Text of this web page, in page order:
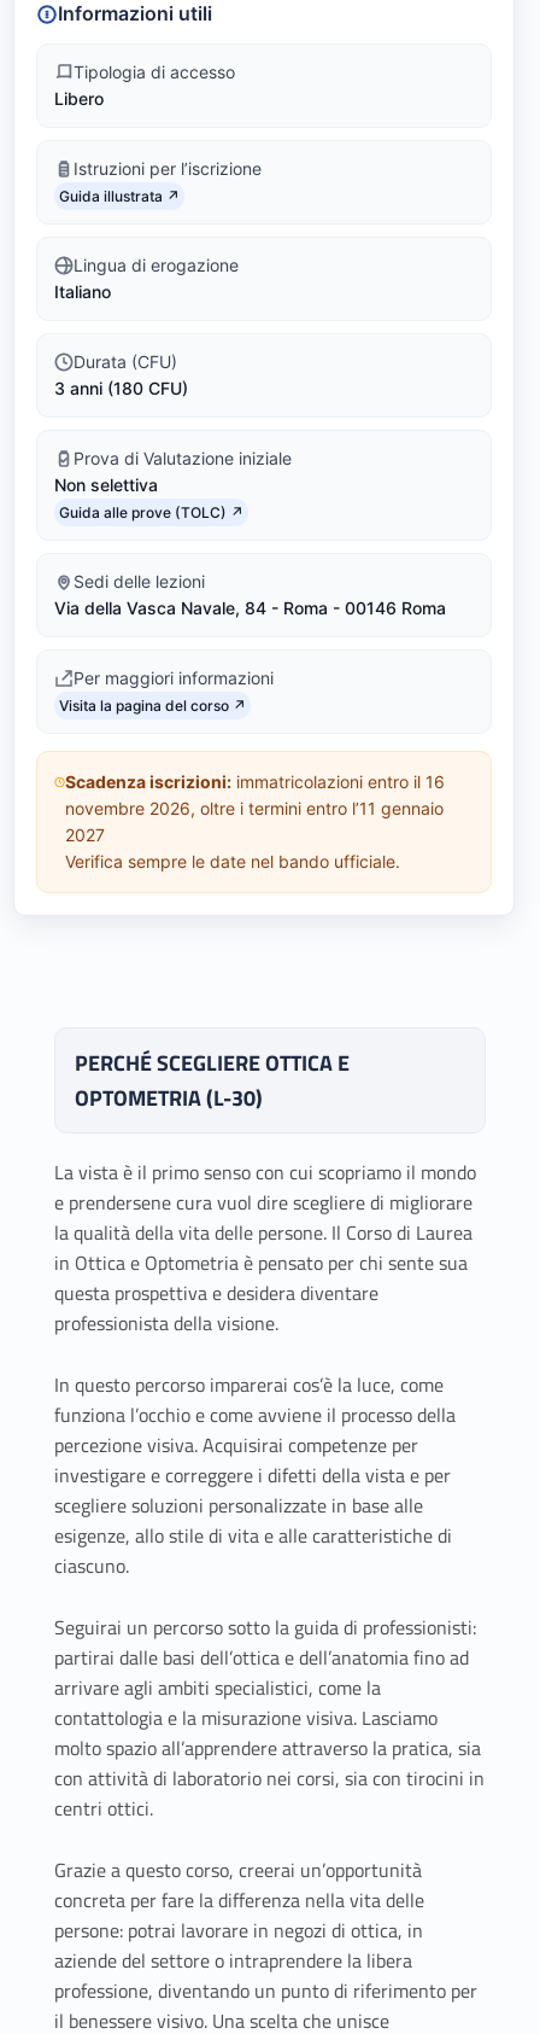
Informazioni utili
Tipologia di accesso
Libero
Istruzioni per l’iscrizione
Link identifier #identifier__91329-3
Guida illustrata ↗
Lingua di erogazione
Italiano
Durata (CFU)
3 anni (180 CFU)
Prova di Valutazione iniziale
Non selettiva
Link identifier #identifier__181393-4
Guida alle prove (TOLC) ↗
Sedi delle lezioni
Via della Vasca Navale, 84 - Roma - 00146 Roma
Per maggiori informazioni
Link identifier #identifier__189589-5Visita la pagina del corso ↗
Scadenza iscrizioni: immatricolazioni entro il 16
novembre 2026, oltre i termini entro l’11 gennaio
2027
Verifica sempre le date nel bando ufficiale.
PERCHÉ SCEGLIERE OTTICA E
OPTOMETRIA (L-30)
La vista è il primo senso con cui scopriamo il mondo
e prendersene cura vuol dire scegliere di migliorare
la qualità della vita delle persone. Il Corso di Laurea
in Ottica e Optometria è pensato per chi sente sua
questa prospettiva e desidera diventare
professionista della visione.
In questo percorso imparerai cos’è la luce, come
funziona l’occhio e come avviene il processo della
percezione visiva. Acquisirai competenze per
investigare e correggere i difetti della vista e per
scegliere soluzioni personalizzate in base alle
esigenze, allo stile di vita e alle caratteristiche di
ciascuno.
Seguirai un percorso sotto la guida di professionisti:
partirai dalle basi dell’ottica e dell’anatomia fino ad
arrivare agli ambiti specialistici, come la
contattologia e la misurazione visiva. Lasciamo
molto spazio all’apprendere attraverso la pratica, sia
con attività di laboratorio nei corsi, sia con tirocini in
centri ottici.
Grazie a questo corso, creerai un’opportunità
concreta per fare la differenza nella vita delle
persone: potrai lavorare in negozi di ottica, in
aziende del settore o intraprendere la libera
professione, diventando un punto di riferimento per
il benessere visivo. Una scelta che unisce